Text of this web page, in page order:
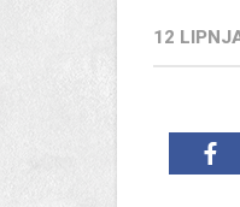
12